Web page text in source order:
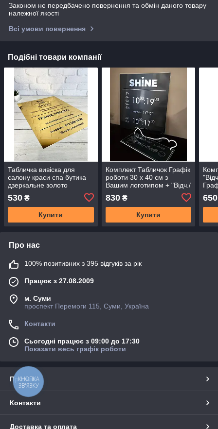
Законом не передбачено повернення та обмін даного товару
належної якості
Всі умови повернення
Подібні товари компанії
Табличка вивіска для
салону краси спа бутика
дзеркальне золото
роботи з вашим
логотипом
530 ₴
Купити
Комплект Табличок Графік
роботи 30 х 40 см з
Вашим логотипом + "Відч./
металізоване срібло)
830₴
Купити
650
Про нас
100% позитивних з 395 відгуків за рік
Працює з 27.08.2009
м. Суми
проспект Перемоги 115, Суми, Україна
Контакти
Сьогодні працює з 09:00 до 17:30
Показати весь графік роботи
Про нас
Контакти
Доставка та оплата
КНОПКА
ЗВ'ЯЗКУ